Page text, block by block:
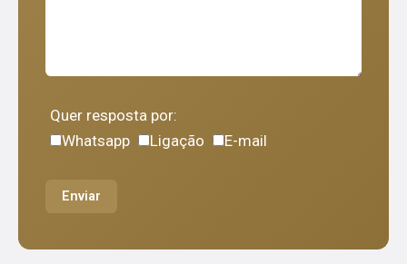
Quer resposta por:
Whatsapp
Ligação E-mail
Enviar